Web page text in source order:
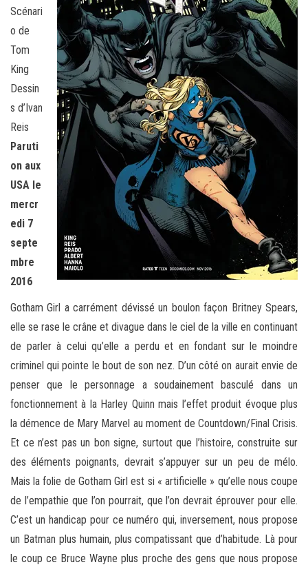
Scénari
o de
Tom
King
Dessin
s d’Ivan
Reis
Paruti
on aux
USA le
mercr
edi 7
septe
mbre
2016
Gotham Girl a carrément dévissé un boulon façon Britney Spears,
elle se rase le crâne et divague dans le ciel de la ville en continuant
de parler à celui qu’elle a perdu et en fondant sur le moindre
criminel qui pointe le bout de son nez. D’un côté on aurait envie de
penser que le personnage a soudainement basculé dans un
fonctionnement à la Harley Quinn mais l’effet produit évoque plus
la démence de Mary Marvel au moment de Countdown/Final Crisis.
Et ce n’est pas un bon signe, surtout que l’histoire, construite sur
des éléments poignants, devrait s’appuyer sur un peu de mélo.
Mais la folie de Gotham Girl est si « artificielle » qu’elle nous coupe
de l’empathie que l’on pourrait, que l’on devrait éprouver pour elle.
C’est un handicap pour ce numéro qui, inversement, nous propose
un Batman plus humain, plus compatissant que d’habitude. Là pour
le coup ce Bruce Wayne plus proche des gens que nous propose